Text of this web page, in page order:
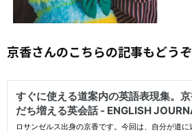
京香さんのこちらの記事もどうぞ